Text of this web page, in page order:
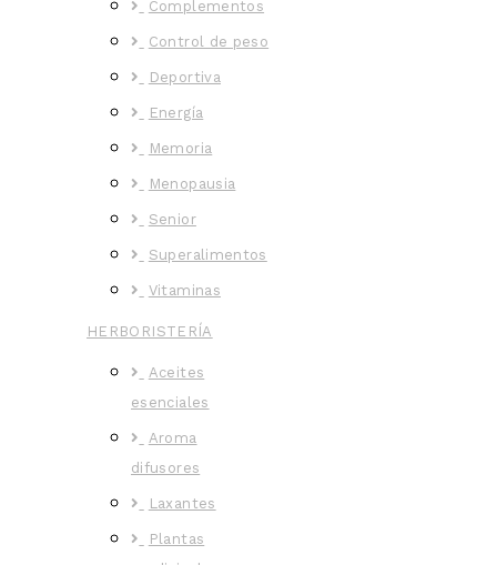
Complementos
Control de peso
Deportiva
Energía
Memoria
Menopausia
Senior
Superalimentos
Vitaminas
HERBORISTERÍA
Aceites
esenciales
Aroma
difusores
Laxantes
Plantas